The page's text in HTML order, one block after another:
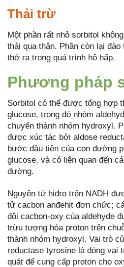
Thải trừ
Một phần rất nhỏ sorbitol
thải qua thận. Phần còn lại
thở ra trong quá trình hô hấp.
Phương pháp
Sorbitol có thể được tổng hợp
glucose, trong đó nhóm
chuyển thành nhóm hydroxyl.
được xúc tác bởi aldose
bước đầu tiên của con đường
glucose, và có liên quan đến
đường.
Nguyên tử hiđro trên NADH
tử cacbon anđehit đơn chức;
đôi cacbon-oxy của aldehyde
trừu tượng hóa proton trên
thành nhóm hydroxyl. Vai trò
reductase tyrosine là đóng vai
quát để cung cấp proton cho